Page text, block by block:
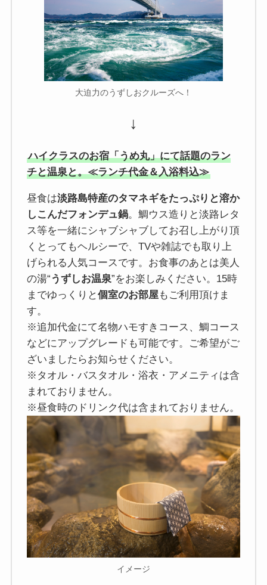
大迫力のうずしおクルーズへ！
↓
ハイクラスのお宿「うめ丸」にて話題のラン
チと温泉と。≪ランチ代金＆入浴料込≫
昼食は淡路島特産のタマネギをたっぷりと溶か
しこんだフォンデュ鍋。鯛ウス造りと淡路レタ
ス等を一緒にシャブシャブしてお召し上がり頂
くとってもヘルシーで、TVや雑誌でも取り上
げられる人気コースです。お食事のあとは美人
の湯“ うずしお温泉”をお楽しみください。15時
までゆっくりと個室のお部屋もご利用頂けま
す。
※追加代金にて名物ハモすきコース、鯛コース
などにアップグレードも可能です。ご希望がご
ざいましたらお知らせください。
※タオル・バスタオル・浴衣・アメニティは含
まれておりません。
※昼食時のドリンク代は含まれておりません。
イメージ